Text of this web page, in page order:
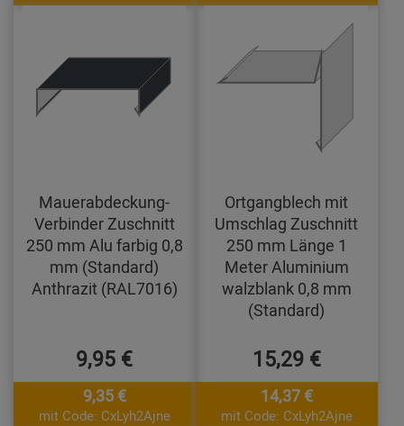
Mauerabdeckung-
Verbinder Zuschnitt
250 mm Alu farbig 0,8
mm (Standard)
Anthrazit (RAL7016)
9,95 €
9,35 €
mit Code: CxLyh2Ajne
Ortgangblech mit
Umschlag Zuschnitt
250 mm Länge 1
Meter Aluminium
walzblank 0,8 mm
(Standard)
15,29 €
14,37 €
mit Code: CxLyh2Ajne